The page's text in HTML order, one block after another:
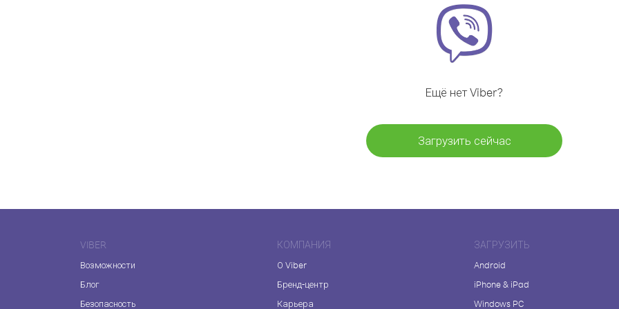
Ещё нет Viber?
Загрузить сейчас
VIBER
Возможности
Блог
Безопасность
КОМПАНИЯ
О Viber
Бренд-центр
Карьера
ЗАГРУЗИТЬ
Android
iPhone & iPad
Windows PC